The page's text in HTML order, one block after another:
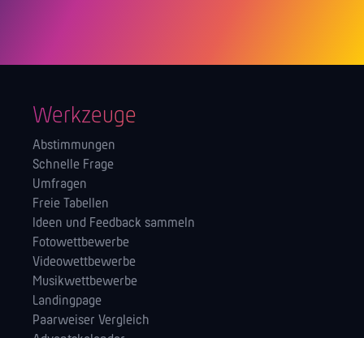
Werkzeuge
Abstimmungen
Schnelle Frage
Umfragen
Freie Tabellen
Ideen und Feedback sammeln
Fotowettbewerbe
Videowettbewerbe
Musikwettbewerbe
Landingpage
Paarweiser Vergleich